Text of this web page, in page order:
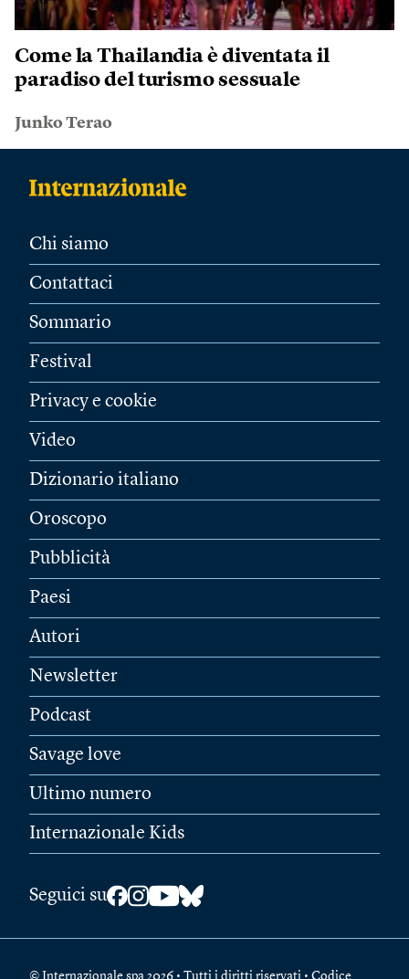
Come la Thailandia è diventata il
paradiso del turismo sessuale
Junko Terao
Chi siamo
Contattaci
Sommario
Festival
Privacy e cookie
Video
Dizionario italiano
Oroscopo
Pubblicità
Paesi
Autori
Newsletter
Podcast
Savage love
Ultimo numero
Internazionale Kids
Seguici su